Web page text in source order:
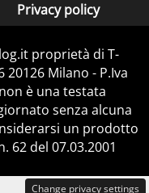
Privacy policy
proprietà di T-
20126 Milano - P.Iva
è una testata
senza alcuna
un prodotto
62 del 07.03.2001
Change privacy settings